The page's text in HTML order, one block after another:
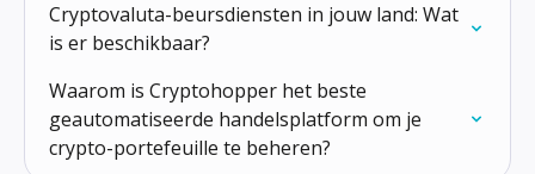
Cryptovaluta-beursdiensten in jouw land: Wat
is er beschikbaar?
Waarom is Cryptohopper het beste
geautomatiseerde handelsplatform om je
crypto-portefeuille te beheren?